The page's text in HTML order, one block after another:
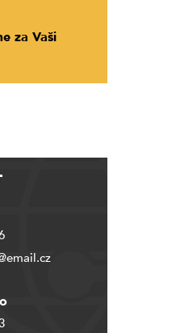
za Vaši